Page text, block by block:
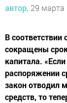
автор, 29 марта
В
сокращены
капитала.
распоряжении
закон отводил
средств, то